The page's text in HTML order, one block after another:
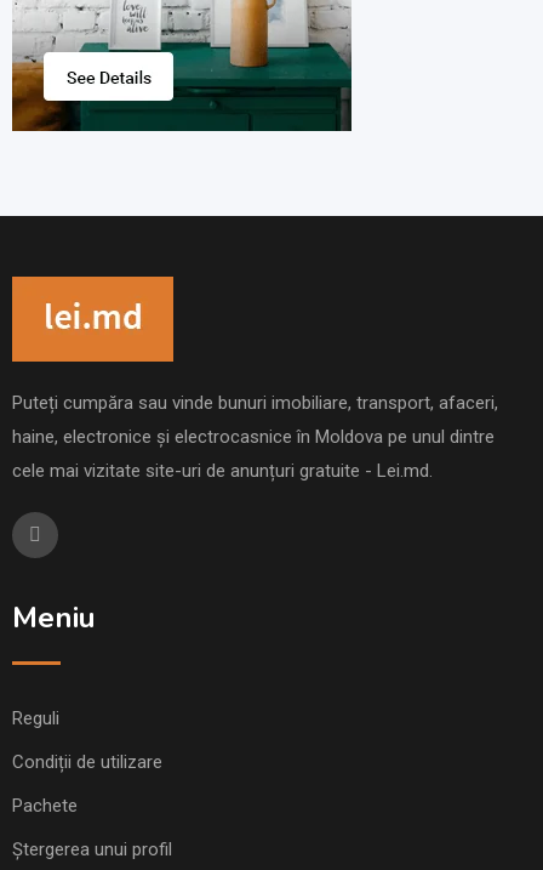
Puteți cumpăra sau vinde bunuri imobiliare, transport, afaceri,
haine, electronice și electrocasnice în Moldova pe unul dintre
cele mai vizitate site-uri de anunțuri gratuite - Lei.md.
Meniu
Reguli
Condiții de utilizare
Pachete
Ștergerea unui profil